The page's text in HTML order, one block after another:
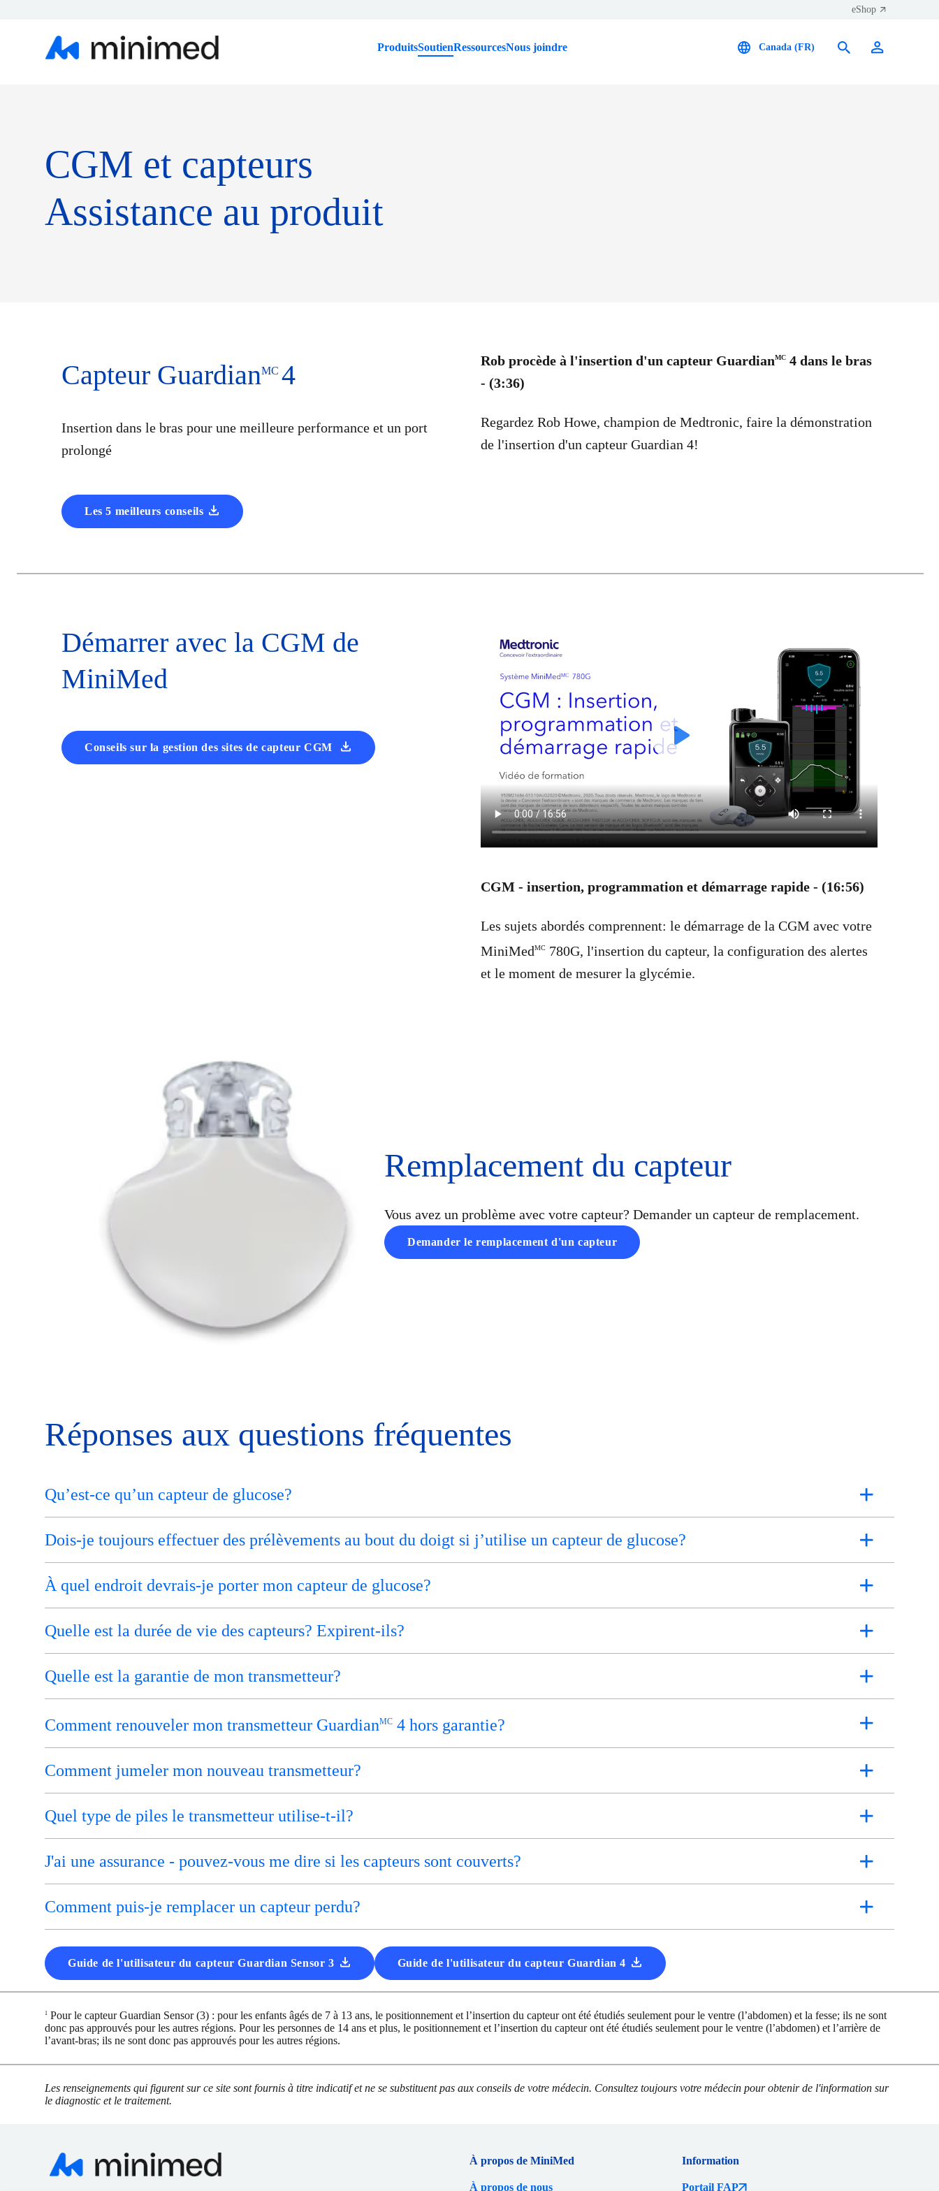
eShop
ProduitsSoutienRessourcesNous joindre Canada (FR)
CGM et capteurs
Assistance au produit
Capteur GuardianMC 4
Insertion dans le bras pour une meilleure performance et un port
prolongé
Les 5 meilleurs conseils
Rob procède à l'insertion d'un capteur GuardianMC 4 dans le bras
- (3:36)
Regardez Rob Howe, champion de Medtronic, faire la démonstration
de l'insertion d'un capteur Guardian 4!
Démarrer avec la CGM de
MiniMed
Conseils sur la gestion des sites de capteur CGM
CGM - insertion, programmation et démarrage rapide - (16:56)
Les sujets abordés comprennent: le démarrage de la CGM avec votre
MiniMedMC 780G, l'insertion du capteur, la configuration des alertes
et le moment de mesurer la glycémie.
Remplacement du capteur
Vous avez un problème avec votre capteur? Demander un capteur de remplacement.
Demander le remplacement d'un capteur
Réponses aux questions fréquentes
Qu’est-ce qu’un capteur de glucose?
Dois-je toujours effectuer des prélèvements au bout du doigt si j’utilise un capteur de glucose?
À quel endroit devrais-je porter mon capteur de glucose?
Quelle est la durée de vie des capteurs? Expirent-ils?
Quelle est la garantie de mon transmetteur?
Comment renouveler mon transmetteur GuardianMC 4 hors garantie?
Comment jumeler mon nouveau transmetteur?
Quel type de piles le transmetteur utilise-t-il?
J'ai une assurance - pouvez-vous me dire si les capteurs sont couverts?
Comment puis-je remplacer un capteur perdu?
Guide de l'utilisateur du capteur Guardian Sensor 3 Guide de l'utilisateur du capteur Guardian 4
1 Pour le capteur Guardian Sensor (3) : pour les enfants âgés de 7 à 13 ans, le positionnement et l’insertion du capteur ont été étudiés seulement pour le ventre (l’abdomen) et la fesse; ils ne sont
donc pas approuvés pour les autres régions. Pour les personnes de 14 ans et plus, le positionnement et l’insertion du capteur ont été étudiés seulement pour le ventre (l’abdomen) et l’arrière de
l’avant-bras; ils ne sont donc pas approuvés pour les autres régions.
Les renseignements qui figurent sur ce site sont fournis à titre indicatif et ne se substituent pas aux conseils de votre médecin. Consultez toujours votre médecin pour obtenir de l'information sur
le diagnostic et le traitement.
À propos de MiniMed
À propos de nous
Information
Portail FAP